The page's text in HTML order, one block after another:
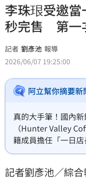
李珠珢受邀
秒完售 第一
記者 劉彥池 報導
2026/06/07 19:25:00
阿立幫你摘要新
真的大手筆！國內
（Hunter Valley
籍成員擔任「一日
珠寶貝」李珠珢出
記者劉彥池／綜